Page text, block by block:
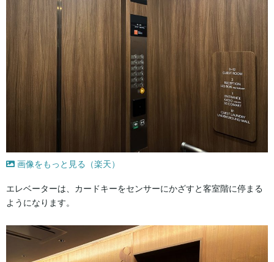
画像をもっと見る（楽天）
エレベーターは、カードキーをセンサーにかざすと客室階に停まる
ようになります。